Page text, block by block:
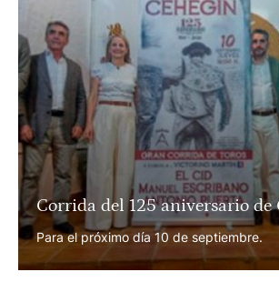
Corrida del 125 aniversario de
Para el próximo día 10 de septiembre.